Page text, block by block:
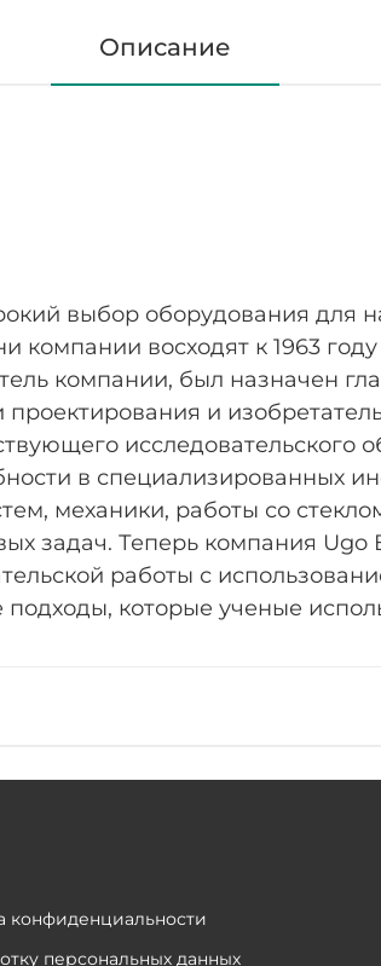
Описание
выбор оборудования для
восходят к 1963
компании, был назначен
и
исследовательского
в специализированных
механики, работы со
задач. Теперь компания
работы с
которые ученые
конфиденциальности
персональных данных